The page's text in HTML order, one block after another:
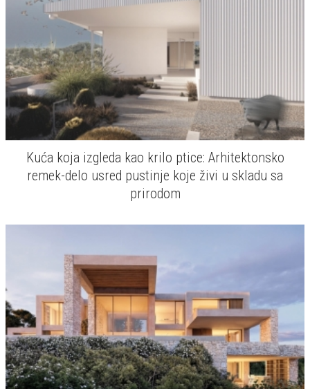
Kuća koja izgleda kao krilo ptice: Arhitektonsko
remek-delo usred pustinje koje živi u skladu sa
prirodom